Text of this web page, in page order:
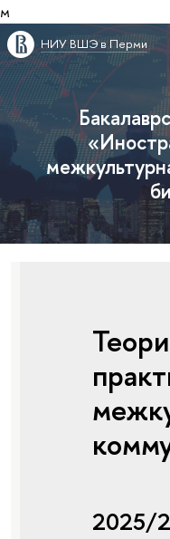
м
НИУ ВШЭ в Перми
2025/